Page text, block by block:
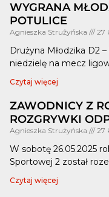
WYGRANA
POTULICE
Agnieszka Strużyńska 27
Drużyna Młodzika D2
niedzielę na mecz
Czytaj więcej
ZAWODNICY Z
ROZGRYWKI
Agnieszka Strużyńska 27
W sobotę 26.05.2025
Sportowej 2 został
Czytaj więcej